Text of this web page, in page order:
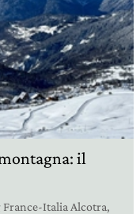
il
Italia Alcotra,